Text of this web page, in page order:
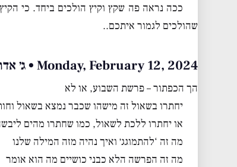
ככה נראה פה שקץ וקיץ הולכים ביחד. כי
שהולכים לגמור איתכם..
Monday, February 12, 2024 • ג׳ אדר א׳ תשפ״ד
הך הכפתור – פרשת השבוע, או לא
יחתרו בשאול זה מישהו שכבר נמצא בשאול
או יחתרו ללכת לשאול, כמו שחתרו מהים
מה זה ‘להתמוגג׳ ואיך נהיה מזה המילה שלנו
מה זה הפרשה הלא כבני כושיים מה הוא אומר